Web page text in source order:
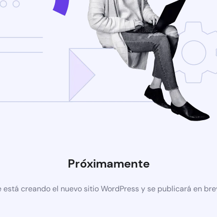
Próximamente
está creando el nuevo sitio WordPress y se publicará en